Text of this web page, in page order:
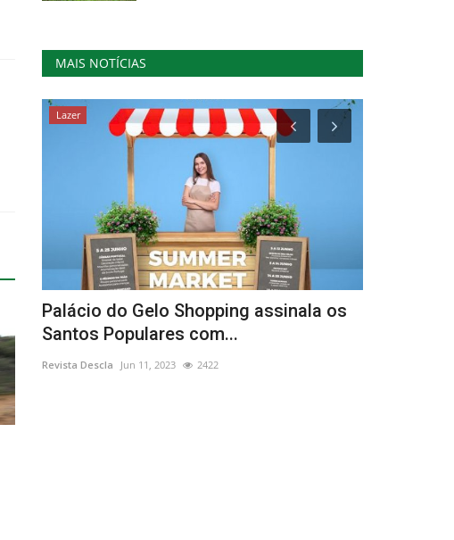
MAIS NOTÍCIAS
Lazer
Palácio do Gelo Shopping assinala os
Santos Populares com...
Revista Descla Jun 11, 2023 2422